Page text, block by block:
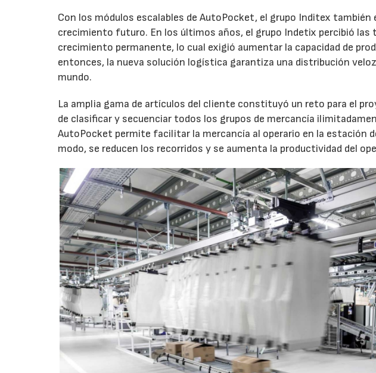
Con los módulos escalables de AutoPocket, el grupo Inditex
crecimiento futuro. En los últimos años, el grupo Indetix percibió las
crecimiento permanente, lo cual exigió aumentar la capacidad de
entonces, la nueva solución logística garantiza una distribución
mundo.
La amplia gama de artículos del cliente constituyó un reto para el
de clasificar y secuenciar todos los grupos de mercancía
AutoPocket permite facilitar la mercancía al operario en la estación
modo, se reducen los recorridos y se aumenta la productividad del
27/07/2026